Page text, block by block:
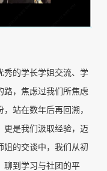
秀的学长学姐交流、学
路，焦虑过我们所焦虑
站在数年后再回溯，
更是我们汲取经验，迈
姐的交谈中，我们从初
聊到学习与社团的平